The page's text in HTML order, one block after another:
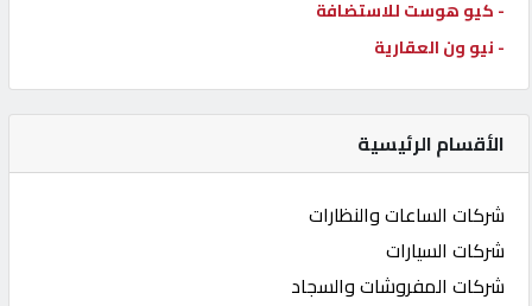
- كيو هوست للاستضافة
- نيو ون العقارية
الأقسام الرئيسية
شركات الساعات والنظارات
شركات السيارات
شركات المفروشات والسجاد